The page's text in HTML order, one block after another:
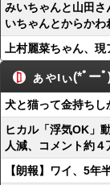
みいちゃんと山田
いちゃんとからかわ
上村麗菜ちゃん、
ぁゃιぃ(*ﾟー
犬と猫って金持ちし
ヒカル「浮気OK」
人減、コメント約４
【朗報】ワイ、5年